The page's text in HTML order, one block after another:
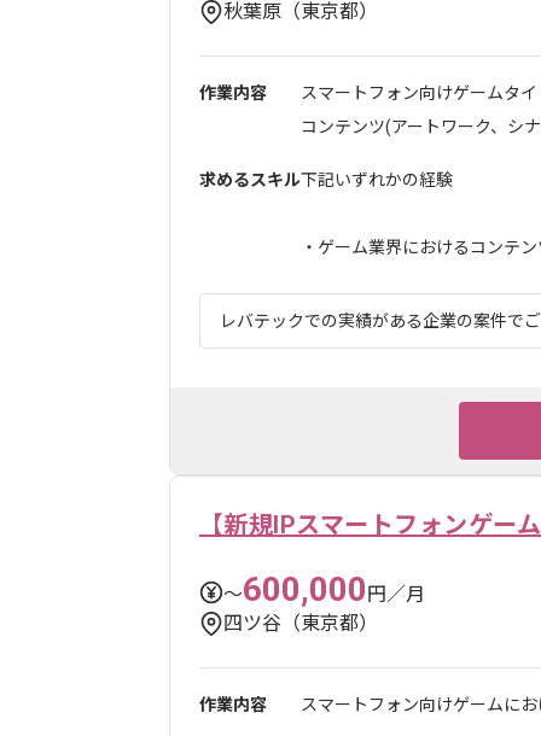
秋葉原（東京都）
作業内容
スマートフォン向けゲームタ
コンテンツ(アートワーク、シ
求めるスキル下記いずれかの経験
・ゲーム業界におけるコンテ
レバテックでの実績がある企業の案件で
【新規IPスマートフォンゲー
〜600,000円／月
四ツ谷（東京都）
作業内容 スマートフォン向けゲームに